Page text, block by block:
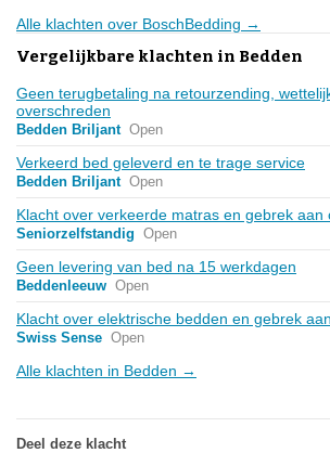
Alle klachten over BoschBedding →
Vergelijkbare klachten in Bedden
Geen terugbetaling na retourzending,
overschreden
Bedden Briljant Open
Verkeerd bed geleverd en te trage service
Bedden Briljant Open
Klacht over verkeerde matras en gebrek aan
Seniorzelfstandig Open
Geen levering van bed na 15 werkdagen
Beddenleeuw Open
Klacht over elektrische bedden en gebrek
Swiss Sense Open
Alle klachten in Bedden →
Deel deze klacht